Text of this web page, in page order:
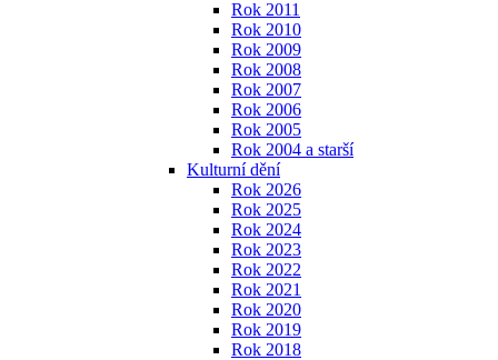
Rok 2011
Rok 2010
Rok 2009
Rok 2008
Rok 2007
Rok 2006
Rok 2005
Rok 2004 a starší
Kulturní dění
Rok 2026
Rok 2025
Rok 2024
Rok 2023
Rok 2022
Rok 2021
Rok 2020
Rok 2019
Rok 2018